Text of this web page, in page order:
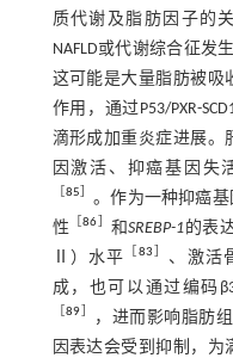
质代谢及脂肪因子的
NAFLD或代谢综合征发
这可能是大量脂肪被吸
作用，通过P53/PXR-
滴形成加重炎症进展。
因激活、抑癌基因失
［85］ 。作为一种抑癌基
性 ［86］和SREBP-1的表
Ⅱ）水平 ［83］ 、激活
成，也可以通过编码
［89］ ，进而影响脂肪
因表达会受到抑制，